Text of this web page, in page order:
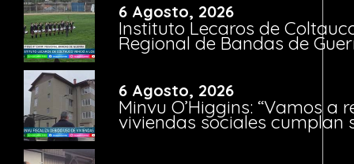
6 Agosto, 2026
Instituto Lecaros de
Regional de Bandas de
6 Agosto, 2026
Minvu O’Higgins: “Vamos a
viviendas sociales cumplan